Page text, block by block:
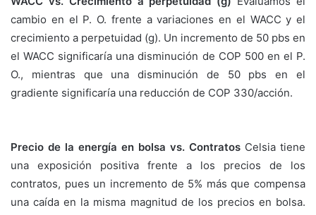
cambio en el P. O. frente a variaciones en el WACC y el
crecimiento a perpetuidad (g). Un incremento de 50 pbs en
el WACC significaría una disminución de COP 500 en el P.
O., mientras que una disminución de 50 pbs en el
gradiente significaría una reducción de COP 330/acción.
Precio de la energía en bolsa vs. Contratos Celsia tiene
una exposición positiva frente a los precios de los
contratos, pues un incremento de 5% más que compensa
una caída en la misma magnitud de los precios en bolsa.